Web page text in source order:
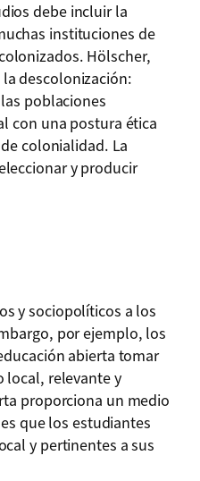
debe incluir la
instituciones de
Hölscher,
descolonización:
poblaciones
con una postura ética
colonialidad. La
y producir
y sociopolíticos a los
por ejemplo, los
abierta tomar
local, relevante y
proporciona un medio
que los estudiantes
y pertinentes a sus